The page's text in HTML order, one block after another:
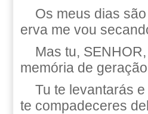
Os meus dias
erva me vou
Mas tu,
memória de
Tu te levantarás
te compadeceres